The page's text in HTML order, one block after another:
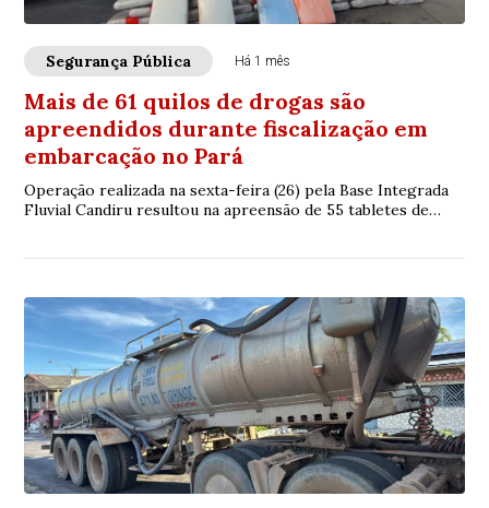
Segurança Pública Há 1 mês
Mais de 61 quilos de drogas são
apreendidos durante fiscalização em
embarcação no Pará
Operação realizada na sexta-feira (26) pela Base Integrada
Fluvial Candiru resultou na apreensão de 55 tabletes de